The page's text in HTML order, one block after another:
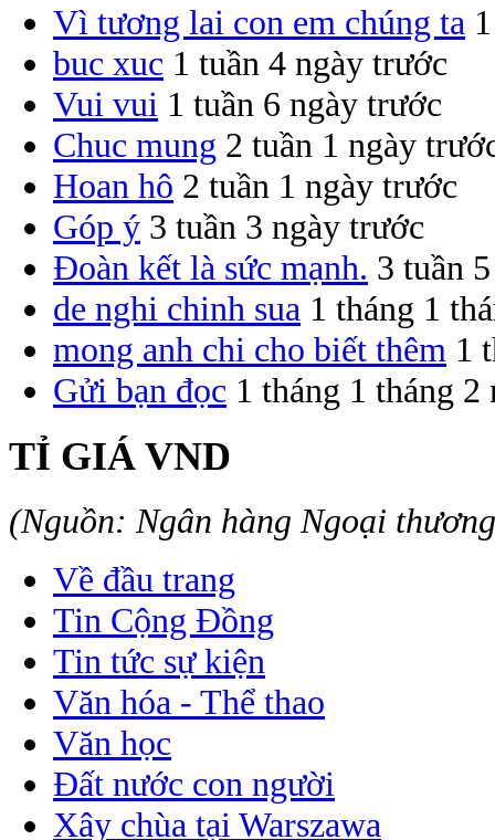
Vì tương lai con em chúng ta
buc xuc 1 tuần 4 ngày trước
Vui vui 1 tuần 6 ngày trước
Chuc mung 2 tuần 1 ngày
Hoan hô 2 tuần 1 ngày trước
Góp ý 3 tuần 3 ngày trước
Đoàn kết là sức mạnh. 3 tuần
de nghi chinh sua 1 tháng 1
mong anh chi cho biết thêm 1
Gửi bạn đọc 1 tháng 1 tháng
TỈ GIÁ VND
(Nguồn: Ngân hàng Ngoại
Về đầu trang
Tin Cộng Đồng
Tin tức sự kiện
Văn hóa - Thể thao
Văn học
Đất nước con người
Xây chùa tại Warszawa